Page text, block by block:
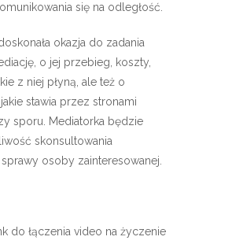
się na odległość.
okazja do zadania
o jej przebieg, koszty,
z niej płyną, ale też o
stawia przez stronami
sporu. Mediatorka będzie
skonsultowania
osoby zainteresowanej.
do łączenia video na życzenie